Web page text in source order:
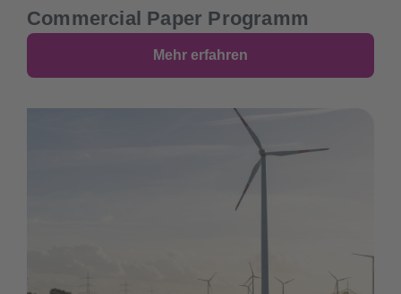
Commercial Paper Programm
Mehr erfahren